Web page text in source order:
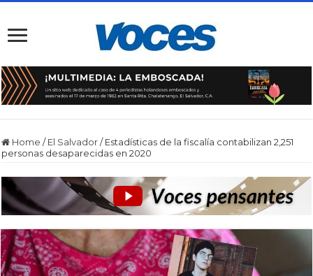
Home / El Salvador / Estadísticas de la fiscalía contabilizan 2,251
personas desaparecidas en 2020